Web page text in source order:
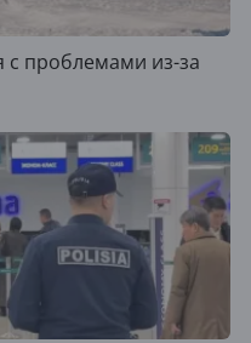
с проблемами из-за